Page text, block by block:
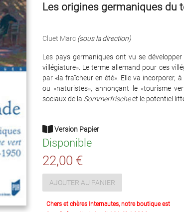
Les origines germaniques du
Cluet Marc (sous la direction)
Les pays germaniques ont vu se
villégiature». Le terme allemand pour ces
par «la fraîcheur en été». Elle va incorporer,
ou «naturistes», annonçant le «tourisme
sociaux de la Sommerfrischeet le potentiel
Version Papier
Disponible
22,00 €
AJOUTER AU PANIER
Chers et chères Internautes, notre boutique est